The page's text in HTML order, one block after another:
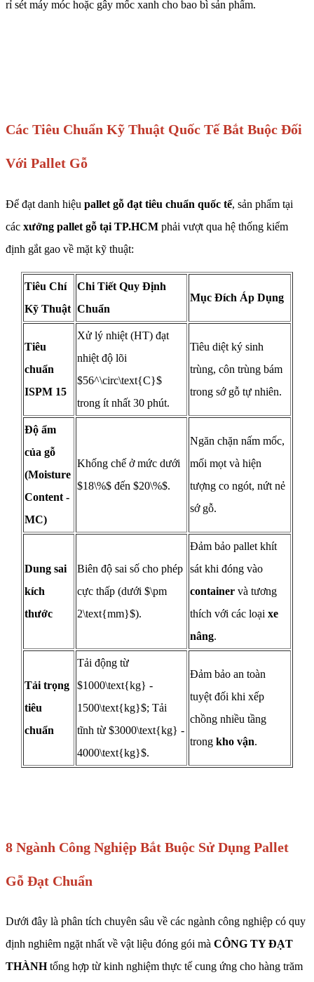
rỉ sét máy móc hoặc gây mốc xanh cho bao bì sản phẩm.
Các Tiêu Chuẩn Kỹ Thuật Quốc Tế Bắt Buộc Đối
Với Pallet Gỗ
Để đạt danh hiệu pallet gỗ đạt tiêu chuẩn quốc tế, sản phẩm tại
các xưởng pallet gỗ tại TP.HCM phải vượt qua hệ thống kiểm
định gắt gao về mặt kỹ thuật:
Tiêu Chí
Kỹ Thuật
Chi Tiết Quy Định
Chuẩn
Mục Đích Áp Dụng
Tiêu
chuẩn
ISPM 15
Xử lý nhiệt (HT) đạt
nhiệt độ lõi
$56^\circ\text{C}$
trong ít nhất 30 phút.
Tiêu diệt ký sinh
trùng, côn trùng bám
trong sớ gỗ tự nhiên.
Độ ẩm
của gỗ
(Moisture
Content -
MC)
Khống chế ở mức dưới
$18\%$ đến $20\%$.
Ngăn chặn nấm mốc,
mối mọt và hiện
tượng co ngót, nứt nẻ
sớ gỗ.
Dung sai
kích
thước
Biên độ sai số cho phép
cực thấp (dưới $\pm
2\text{mm}$).
Đảm bảo pallet khít
sát khi đóng vào
container và tương
thích với các loại xe
nâng.
Tải trọng
tiêu
chuẩn
Tải động từ
$1000\text{kg} -
1500\text{kg}$; Tải
tĩnh từ $3000\text{kg} -
4000\text{kg}$.
Đảm bảo an toàn
tuyệt đối khi xếp
chồng nhiều tầng
trong kho vận.
8 Ngành Công Nghiệp Bắt Buộc Sử Dụng Pallet
Gỗ Đạt Chuẩn
Dưới đây là phân tích chuyên sâu về các ngành công nghiệp có quy
định nghiêm ngặt nhất về vật liệu đóng gói mà CÔNG TY ĐẠT
THÀNHtổng hợp từ kinh nghiệm thực tế cung ứng cho hàng trăm